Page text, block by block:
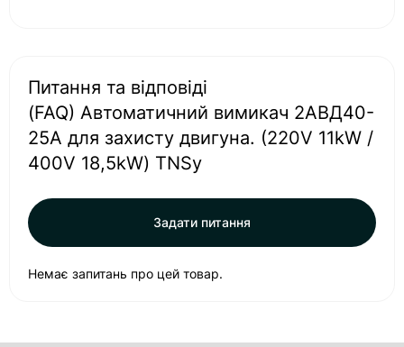
Питання та відповіді
(FAQ) Автоматичний вимикач 2АВД40-
25А для захисту двигуна. (220V 11kW /
400V 18,5kW) TNSy
Задати питання
Немає запитань про цей товар.